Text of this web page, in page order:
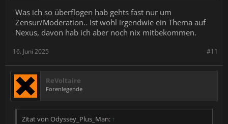
Was ich so überflogen hab gehts fast nur um
Zensur/Moderation.. Ist wohl irgendwie ein Thema auf
Nexus, davon hab ich aber noch nix mitbekommen.
#11
16. Juni 2025
ReVoltaire
Forenlegende
Zitat von Odyssey_Plus_Man: ↑